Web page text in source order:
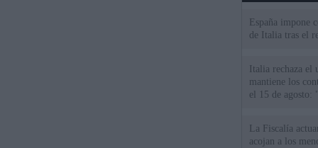
España impone
de Italia tras el
Italia rechaza
mantiene los
el 15 de agosto:
La Fiscalía
acojan a los